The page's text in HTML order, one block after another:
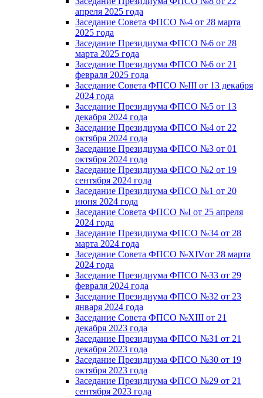
апреля 2025 года
Заседание Совета ФПСО №4 от 28 марта
2025 года
Заседание Президиума ФПСО №6 от 28
марта 2025 года
Заседание Президиума ФПСО №6 от 21
февраля 2025 года
Заседание Совета ФПСО №III от 13 декабря
2024 года
Заседание Президиума ФПСО №5 от 13
декабря 2024 года
Заседание Президиума ФПСО №4 от 22
октября 2024 года
Заседание Президиума ФПСО №3 от 01
октября 2024 года
Заседание Президиума ФПСО №2 от 19
сентября 2024 года
Заседание Президиума ФПСО №1 от 20
июня 2024 года
Заседание Совета ФПСО №I от 25 апреля
2024 года
Заседание Президиума ФПСО №34 от 28
марта 2024 года
Заседание Совета ФПСО №XIVот 28 марта
2024 года
Заседание Президиума ФПСО №33 от 29
февраля 2024 года
Заседание Президиума ФПСО №32 от 23
января 2024 года
Заседание Совета ФПСО №XIII от 21
декабря 2023 года
Заседание Президиума ФПСО №31 от 21
декабря 2023 года
Заседание Президиума ФПСО №30 от 19
октября 2023 года
Заседание Президиума ФПСО №29 от 21
сентября 2023 года